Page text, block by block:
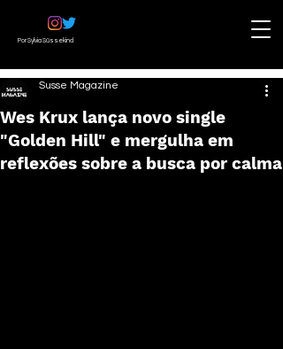
Por Sylvia Süssekind
Wes Krux lança novo single
"Golden Hill" e mergulha em
reflexões sobre a busca por calma
Susse Magazine